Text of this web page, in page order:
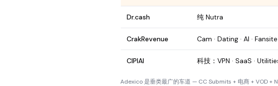
Dr.cash 纯 Nutra
CrakRevenue Cam · Dating · AI ·
CIPIAI 科技：VPN · SaaS ·
Adexico 是垂类最广的车道 — CC Submits + 电商 + VOD +